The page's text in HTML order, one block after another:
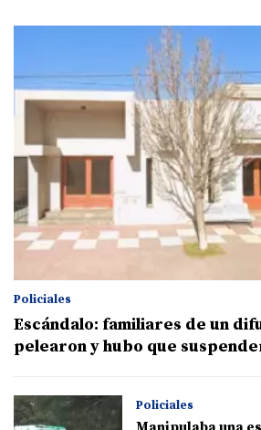
Policiales
Escándalo: familiares de un
pelearon y hubo que
Policiales